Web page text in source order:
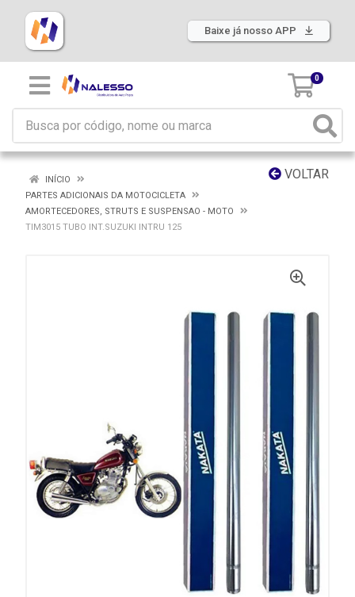
Baixe já nosso APP
0
VOLTAR
INÍCIO
PARTES ADICIONAIS DA MOTOCICLETA
AMORTECEDORES, STRUTS E SUSPENSAO - MOTO
TIM3015 TUBO INT.SUZUKI INTRU 125